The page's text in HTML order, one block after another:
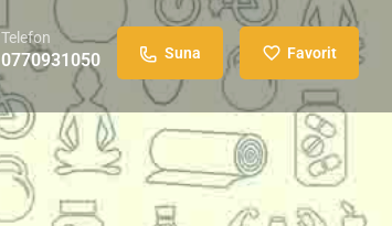
Telefon
0770931050 Suna Favorit